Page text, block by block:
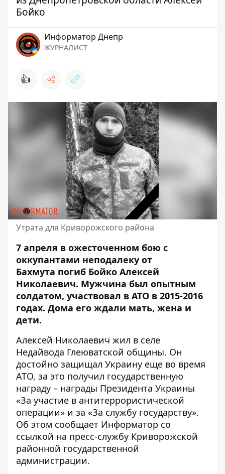
Бойко
Информатор Днепр
ЖУРНАЛИСТ
👍
Утрата для Криворожского района
7 апреля в ожесточенном бою с
оккупантами неподалеку от
Бахмута погиб Бойко Алексей
Николаевич. Мужчина был опытным
солдатом, участвовал в АТО в 2015-2016
годах. Дома его ждали мать, жена и
дети.
Алексей Николаевич жил в селе
Недайвода Глеюватской общины. Он
достойно защищал Украину еще во время
АТО, за это получил государственную
награду – награды Президента Украины
«За участие в антитеррористической
операции» и за «За службу государству».
Об этом сообщает Информатор со
ссылкой на пресс-службу Криворожской
районной государственной
администрации.